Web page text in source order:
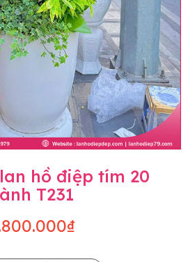
hồ điệp tím 20
T231